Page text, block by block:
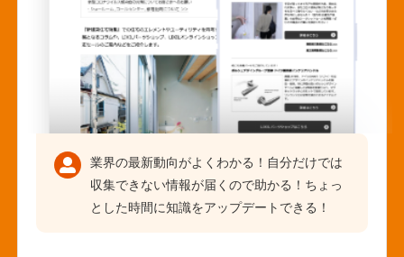
業界の最新動向がよくわかる！自分だけでは
収集できない情報が届くので助かる！ちょっ
とした時間に知識をアップデートできる！